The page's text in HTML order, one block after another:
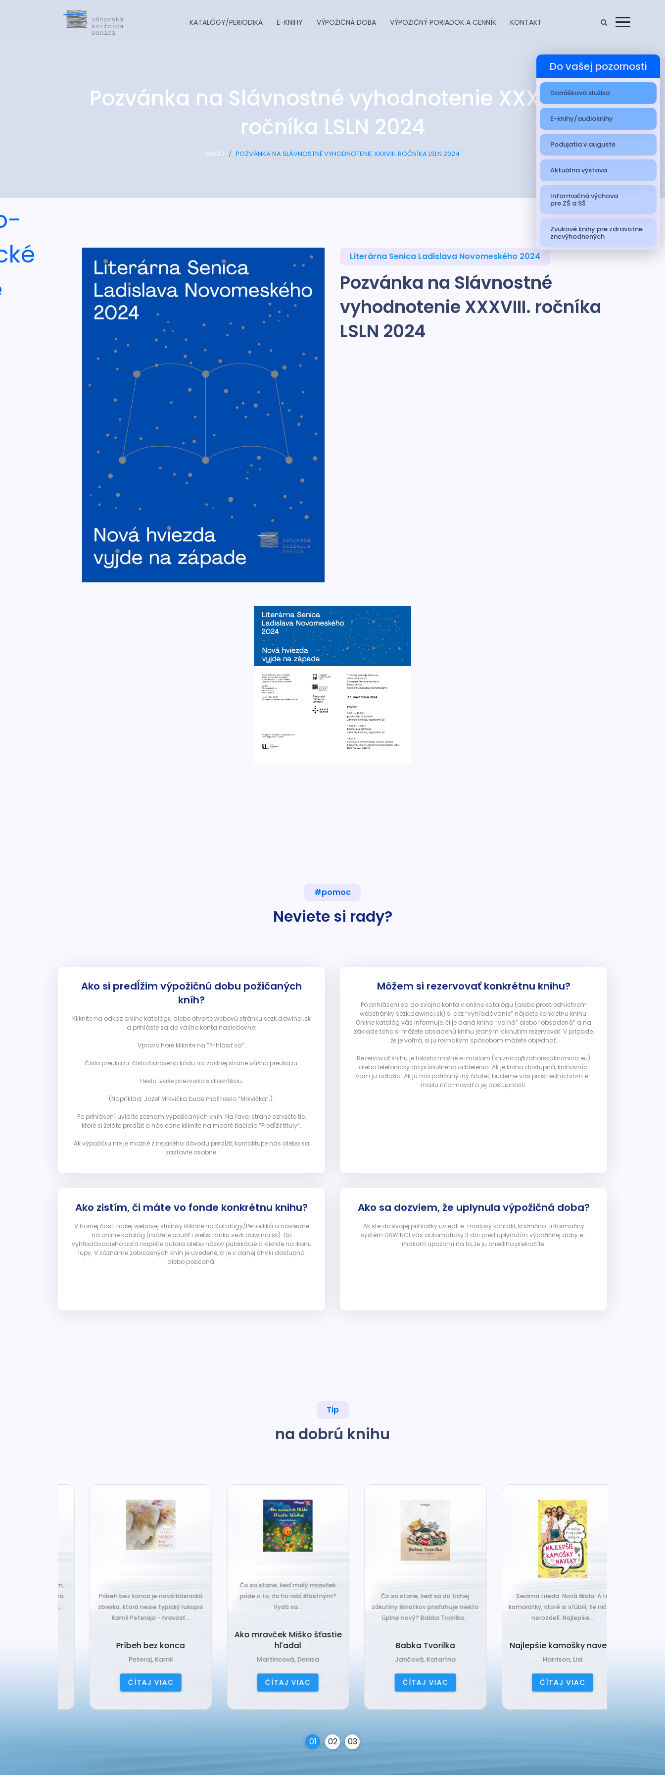
KATALÓGY/PERIODIKÁ E-KNIHY VÝPOŽIČNÁ DOBA VÝPOŽIČNÝ PORIADOK A CENNÍK KONTAKT
Pozvánka na Slávnostné vyhodnotenie XXXVIII.
ročníka LSLN 2024
ÚVOD POZVÁNKA NA SLÁVNOSTNÉ VYHODNOTENIE XXXVIII. ROČNÍKA LSLN 2024
Literárna Senica Ladislava Novomeského 2024
Pozvánka na Slávnostné
vyhodnotenie XXXVIII. ročníka
LSLN 2024
#pomoc
Neviete si rady?
Ako si predĺžim výpožičnú dobu požičaných
kníh?
Kliknite na odkaz online katalógu alebo otvorte webovú stránku sezk.dawinci.sk
a prihláste sa do vášho konta nasledovne:
Vpravo hore kliknite na “Prihlásiť sa”:
Číslo preukazu: číslo čiarového kódu na zadnej strane vášho preukazu.
Heslo: vaše priezvisko s diakritikou.
(Napríklad: Jozef Mrkvička bude mať heslo “Mrkvička”.).
Po prihlásení uvidíte zoznam vypožičaných kníh. Na ľavej strane označte tie,
ktoré si želáte predĺžiť a následne kliknite na modré tlačidlo “Predĺžiť tituly”.
Ak výpožičku nie je možné z nejakého dôvodu predĺžiť, kontaktujte nás alebo sa
zastavte osobne.
Môžem si rezervovať konkrétnu knihu?
Po prihlásení sa do svojho konta v online katalógu (alebo prostredníctvom
webstránky sezk.dawinci.sk) si cez “vyhľadávanie” nájdete konkrétnu knihu.
Online katalóg vás informuje, či je daná kniha “voľná” alebo “obsadená” a na
základe toho si môžete obsadenú knihu jedným kliknutím rezervovať. V prípade,
že je voľná, si ju rovnakým spôsobom môžete objednať.
Rezervovať knihu je takisto možné e-mailom (kniznica@zahorskakniznica.eu)
alebo telefonicky do príslušného oddelenia. Ak je kniha dostupná, knihovníci
vám ju odložia. Ak ju má požičaný iný čitateľ, budeme vás prostredníctvom e-
mailu informovať o jej dostupnosti.
Ako zistím, či máte vo fonde konkrétnu knihu?
V hornej časti našej webovej stránky kliknite na Katalógy/Periodiká a následne
na online katalóg (môžete použiť i webstránku sezk.dawinci.sk). Do
vyhľadávacieho poľa napíšte autora alebo názov publikácie a kliknite na ikonu
lupy. V zázname zobrazených kníh je uvedené, či je v danej chvíli dostupná
alebo požičaná.
Ako sa dozviem, že uplynula výpožičná doba?
Ak ste do svojej prihlášky uviedli e-mailový kontakt, knižnično-informačný
systém DAWINCI vás automaticky 3 dni pred uplynutím výpožičnej doby e-
mailom upozorní na to, že ju onedlho prekročíte.
Do vašej pozornosti
Donášková služba
E-knihy/audioknihy
Podujatia v auguste
Aktuálna výstava
Informačná výchova
pre ZŠ a SŠ
Zvukové knihy pre zdravotne
znevýhodnených
Tip
na dobrú knihu
Príbeh bez konca je nová básnická
zbierka, ktorá nesie typický rukopis
Kamil Peteraja - hravosť...
Príbeh bez konca
Peteraj, Kamil
ČÍTAJ VIAC
Čo sa stane, keď malý mravček
príde o to, čo ho robí šťastným?
Vydá sa...
Ako mravček Miško šťastie
hľadal
Martincová, Denisa
ČÍTAJ VIAC
Čo sa stane, keď sa do tichej
zákutiny škriatkov prisťahuje niekto
úplne nový? Babka Tvorilka...
Babka Tvorilka
Jančová, Katarína
ČÍTAJ VIAC
Siedma trieda. Nová škola. A tri
kamarátky, ktoré si sľúbili, že nič ich
nerozdelí. Najlepšie...
Najlepšie kamošky naveky
Harrison, Lisi
ČÍTAJ VIAC
01 02 03